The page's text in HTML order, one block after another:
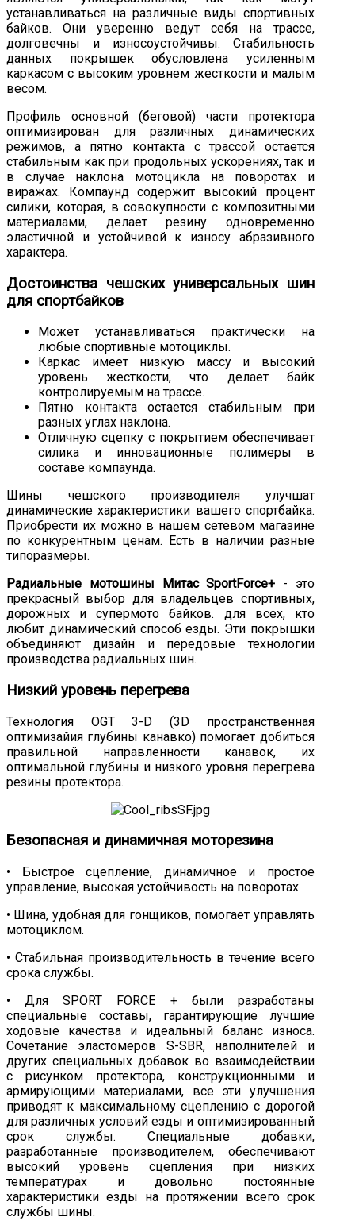
устанавливаться на различные виды спортивных
байков. Они уверенно ведут себя на трассе,
долговечны и износоустойчивы. Стабильность
данных покрышек обусловлена усиленным
каркасом с высоким уровнем жесткости и малым
весом.
Профиль основной (беговой) части протектора
оптимизирован для различных динамических
режимов, а пятно контакта с трассой остается
стабильным как при продольных ускорениях, так и
в случае наклона мотоцикла на поворотах и
виражах. Компаунд содержит высокий процент
силики, которая, в совокупности с композитными
материалами, делает резину одновременно
эластичной и устойчивой к износу абразивного
характера.
Достоинства чешских универсальных шин
для спортбайков
Может устанавливаться практически на
любые спортивные мотоциклы.
Каркас имеет низкую массу и высокий
уровень жесткости, что делает байк
контролируемым на трассе.
Пятно контакта остается стабильным при
разных углах наклона.
Отличную сцепку с покрытием обеспечивает
силика и инновационные полимеры в
составе компаунда.
Шины чешского производителя улучшат
динамические характеристики вашего спортбайка.
Приобрести их можно в нашем сетевом магазине
по конкурентным ценам. Есть в наличии разные
типоразмеры.
Радиальные мотошины Митас SportForce+ - это
прекрасный выбор для владельцев спортивных,
дорожных и супермото байков. для всех, кто
любит динамический способ езды. Эти покрышки
объединяют дизайн и передовые технологии
производства радиальных шин.
Низкий уровень перегрева
Технология OGT 3-D (3D пространственная
оптимизайия глубины канавко) помогает добиться
правильной направленности канавок, их
оптимальной глубины и низкого уровня перегрева
резины протектора.
Безопасная и динамичная моторезина
• Быстрое сцепление, динамичное и простое
управление, высокая устойчивость на поворотах.
• Шина, удобная для гонщиков, помогает управлять
мотоциклом.
• Стабильная производительность в течение всего
срока службы.
• Для SPORT FORCE + были разработаны
специальные составы, гарантирующие лучшие
ходовые качества и идеальный баланс износа.
Сочетание эластомеров S-SBR, наполнителей и
других специальных добавок во взаимодействии
с рисунком протектора, конструкционными и
армирующими материалами, все эти улучшения
приводят к максимальному сцеплению с дорогой
для различных условий езды и оптимизированный
срок службы. Специальные добавки,
разработанные производителем, обеспечивают
высокий уровень сцепления при низких
температурах и довольно постоянные
характеристики езды на протяжении всего срок
службы шины.